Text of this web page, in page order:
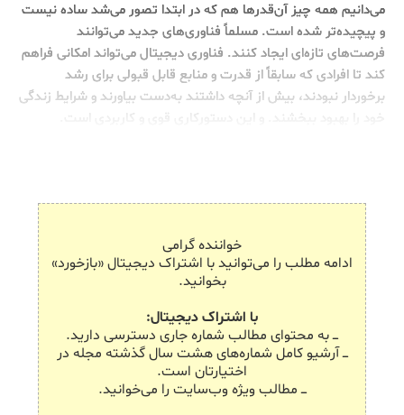
می‌دانیم همه چیز آن‌قدرها هم که در ابتدا تصور می‌شد ساده نیست
و پیچیده‌تر شده است. مسلماً فناوری‌های جدید می‌توانند
فرصت‌های تازه‌ای ایجاد کنند. فناوری دیجیتال می‌تواند امکانی فراهم
کند تا افرادی که سابقاً از قدرت و منابع قابل قبولی برای رشد
برخوردار نبودند، بیش از آنچه داشتند به‌دست بیاورند و شرایط زندگی
خواننده گرامی
ادامه مطلب را می‌توانید با اشتراک دیجیتال «بازخورد»
بخوانید.
با اشتراک دیجیتال:
ـــ به محتوای مطالب شماره جاری دسترسی دارید.
ـــ آرشیو کامل شماره‌های هشت سال گذشته مجله در
اختیارتان است.
ـــ مطالب ویژه وب‌سایت را می‌خوانید.